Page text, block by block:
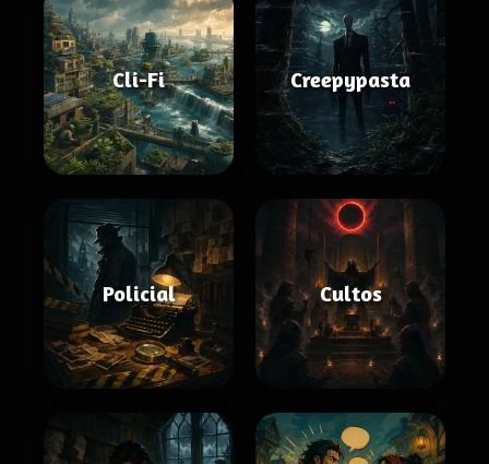
Cli-Fi Creepypasta
Policial Cultos